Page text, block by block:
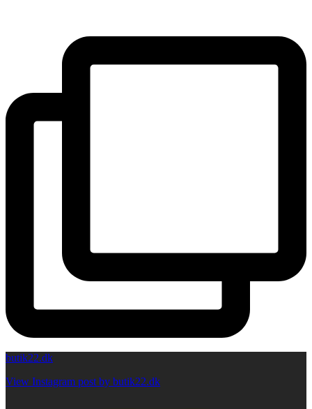
butik22.dk
View Instagram post by butik22.dk